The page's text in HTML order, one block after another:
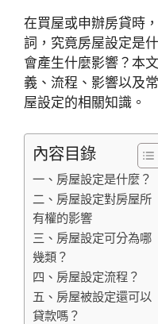
在買屋或申辦房貸時
詞，究竟房屋設定是
會產生什麼影響？本
義、流程、影響以及
屋設定的相關知識。
內容目錄
一、房屋設定是什麼？
二、房屋設定對房屋所
有權的影響
三、房屋設定可分為哪
幾類？
四、房屋設定流程？
五、房屋被設定還可以
貸款嗎？